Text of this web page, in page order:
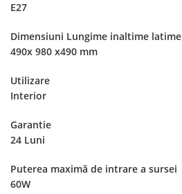
E27
Dimensiuni Lungime inaltime latime
490x 980 x490 mm
Utilizare
Interior
Garantie
24 Luni
Puterea maximă de intrare a sursei
60W